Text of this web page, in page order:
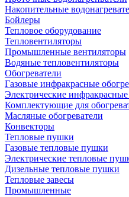
Накопительные
Бойлеры
Тепловое оборудование
Тепловентиляторы
Промышленные вентиляторы
Водяные тепловентиляторы
Обогреватели
Газовые инфракрасные
Электрические инфракрасные
Комплектующие для
Масляные обогреватели
Конвекторы
Тепловые пушки
Газовые тепловые пушки
Электрические тепловые
Дизельные тепловые пушки
Тепловые завесы
Промышленные